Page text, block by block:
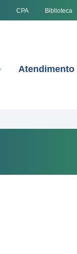
CPA Biblioteca
Atendimento